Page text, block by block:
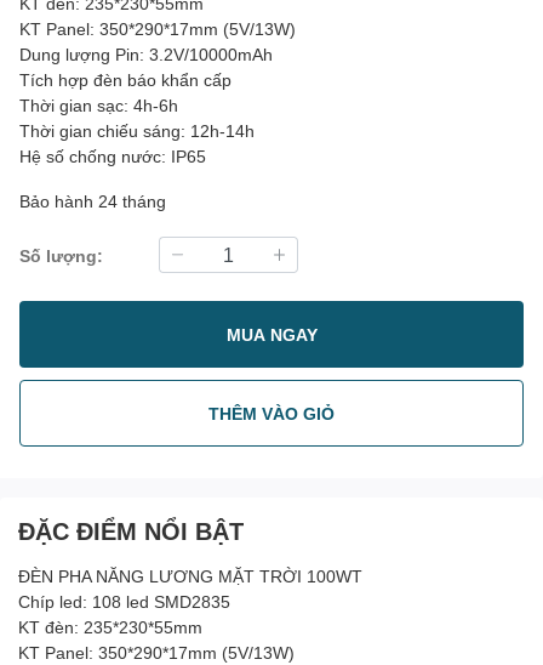
KT Panel: 350*290*17mm (5V/13W)
Dung lượng Pin: 3.2V/10000mAh
Tích hợp đèn báo khẩn cấp
Thời gian sạc: 4h-6h
Thời gian chiếu sáng: 12h-14h
Hệ số chống nước: IP65
Bảo hành 24 tháng
Số lượng:
MUA NGAY
THÊM VÀO GIỎ
ĐẶC ĐIỂM NỔI BẬT
ĐÈN PHA NĂNG LƯƠNG MẶT TRỜI 100WT
Chíp led: 108 led SMD2835
KT đèn: 235*230*55mm
KT Panel: 350*290*17mm (5V/13W)